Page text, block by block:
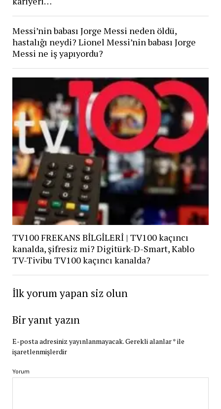
Messi’nin babası Jorge Messi neden öldü,
hastalığı neydi? Lionel Messi’nin babası Jorge
Messi ne iş yapıyordu?
TV100 FREKANS BİLGİLERİ | TV100 kaçıncı
kanalda, şifresiz mi? Digitürk-D-Smart, Kablo
TV-Tivibu TV100 kaçıncı kanalda?
İlk yorum yapan siz olun
Bir yanıt yazın
E-posta adresiniz yayınlanmayacak.Gerekli alanlar*ile
işaretlenmişlerdir
Yorum